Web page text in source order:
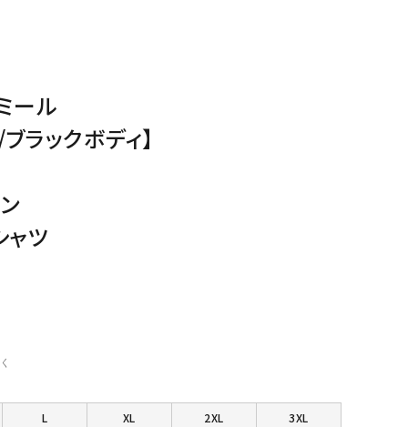
ール
ラックボディ】
ャツ
L XL 2XL 3XL